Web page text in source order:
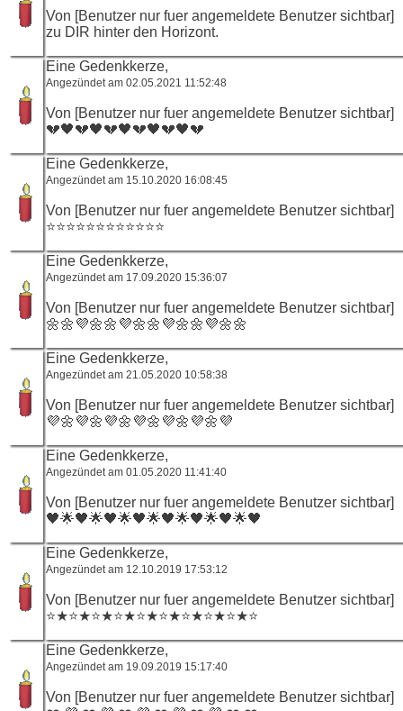
Von [Benutzer nur fuer angemeldete Benutzer sichtbar]
zu DIR hinter den Horizont.
Eine Gedenkkerze,
Angezündet am 02.05.2021 11:52:48
Von [Benutzer nur fuer angemeldete Benutzer sichtbar]
💔🖤💔🖤💔🖤💔🖤💔🖤💔
Eine Gedenkkerze,
Angezündet am 15.10.2020 16:08:45
Von [Benutzer nur fuer angemeldete Benutzer sichtbar]
⭐️⭐️⭐️⭐️⭐️⭐️⭐️⭐️⭐️⭐️⭐️⭐️
Eine Gedenkkerze,
Angezündet am 17.09.2020 15:36:07
Von [Benutzer nur fuer angemeldete Benutzer sichtbar]
🌼🌼💜🌼🌼💜🌼🌼💜🌼🌼💜🌼🌼
Eine Gedenkkerze,
Angezündet am 21.05.2020 10:58:38
Von [Benutzer nur fuer angemeldete Benutzer sichtbar]
💜🌼💜🌼💜🌼💜🌼💜🌼💜🌼💜
Eine Gedenkkerze,
Angezündet am 01.05.2020 11:41:40
Von [Benutzer nur fuer angemeldete Benutzer sichtbar]
🖤🌟🖤🌟🖤🌟🖤🌟🖤🌟🖤🌟🖤🌟🖤
Eine Gedenkkerze,
Angezündet am 12.10.2019 17:53:12
Von [Benutzer nur fuer angemeldete Benutzer sichtbar]
⭐️★⭐️★⭐️★⭐️★⭐️★⭐️★⭐️★⭐️★⭐️★⭐️
Eine Gedenkkerze,
Angezündet am 19.09.2019 15:17:40
Von [Benutzer nur fuer angemeldete Benutzer sichtbar]